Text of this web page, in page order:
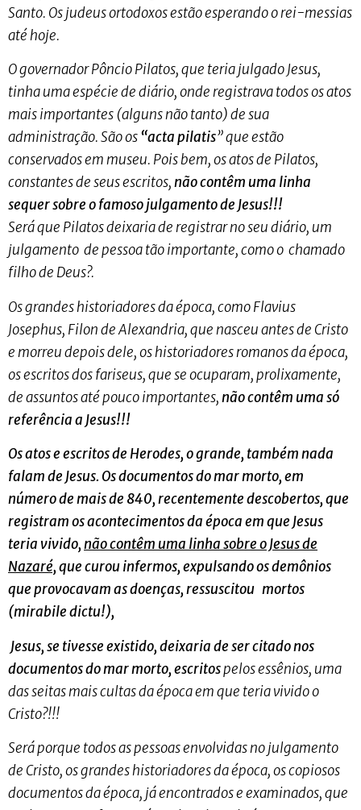
Santo. Os judeus ortodoxos estão esperando o rei-messias
até hoje.
O governador Pôncio Pilatos, que teria julgado Jesus,
tinha uma espécie de diário, onde registrava todos os atos
mais importantes (alguns não tanto) de sua
administração. São os“acta pilatis” que estão
conservados em museu. Pois bem, os atos de Pilatos,
constantes de seus escritos,não contêm uma linha
sequer sobre o famoso julgamento de Jesus!!!
Será que Pilatos deixaria de registrar no seu diário, um
julgamento de pessoa tão importante, como o chamado
filho de Deus?.
Os grandes historiadores da época, como Flavius
Josephus, Filon de Alexandria, que nasceu antes de Cristo
e morreu depois dele, os historiadores romanos da época,
os escritos dos fariseus, que se ocuparam, prolixamente,
de assuntos até pouco importantes,não contêm uma só
referência a Jesus!!!
Os atos e escritos de Herodes, o grande, também nada
falam de Jesus. Os documentos do mar morto, em
número de mais de 840, recentemente descobertos, que
registram os acontecimentos da época em que Jesus
teria vivido,não contêm uma linha sobre o Jesus de
Nazaré,que curou infermos, expulsando os demônios
que provocavam as doenças, ressuscitou mortos
(mirabile dictu!),
Jesus, se tivesse existido, deixaria de ser citado nos
documentos do mar morto, escritospelos essênios, uma
das seitas mais cultas da época em que teria vivido o
Cristo?!!!
Será porque todos as pessoas envolvidas no julgamento
de Cristo, os grandes historiadores da época, os copiosos
documentos da época, já encontrados e examinados, que